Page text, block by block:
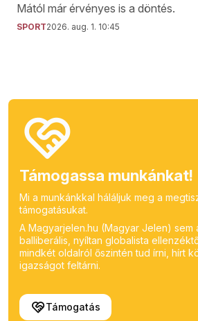
Mától már érvényes is a döntés.
SPORT2026. aug. 1. 10:45
Támogassa munkánkat!
Mi a munkánkkal háláljuk meg a
támogatásukat.
A Magyarjelen.hu (Magyar Jelen) sem
balliberális, nyíltan globalista
mindkét oldalról őszintén tud írni, hírt
igazságot feltárni.
Támogatás